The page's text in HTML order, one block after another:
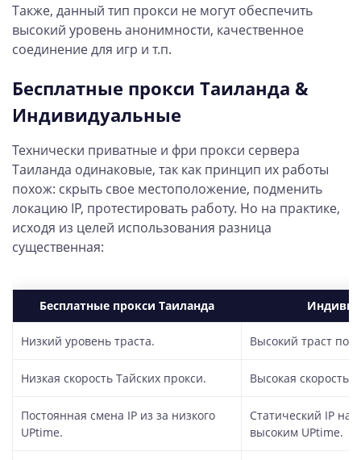
Также, данный тип прокси не могут обеспечить
высокий уровень анонимности, качественное
соединение для игр и т.п.
Бесплатные прокси Таиланда &
Индивидуальные
Технически приватные и фри прокси сервера
Таиланда одинаковые, так как принцип их работы
похож: скрыть свое местоположение, подменить
локацию IP, протестировать работу. Но на практике,
исходя из целей использования разница
существенная:
Бесплатные прокси Таиланда
Низкий уровень траста. Высокий траст
Низкая скорость Тайских прокси. Высокая скорость
Постоянная смена IP из за низкого
UPtime.
Статический IP на
высоким UPtime.